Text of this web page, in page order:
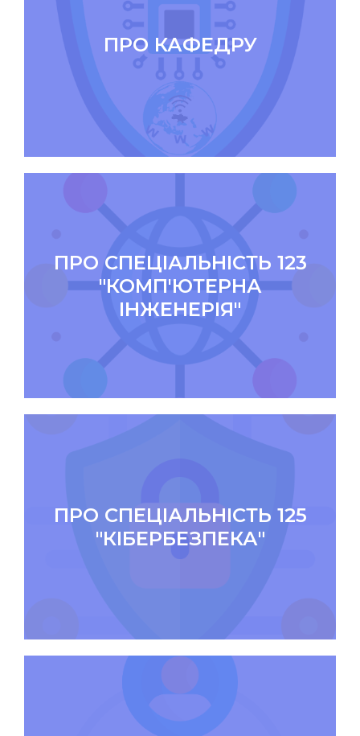
ПРО КАФЕДРУ
ПРО СПЕЦІАЛЬНІСТЬ 123
"КОМП'ЮТЕРНА
ІНЖЕНЕРІЯ"
ПРО СПЕЦІАЛЬНІСТЬ 125
"КІБЕРБЕЗПЕКА"